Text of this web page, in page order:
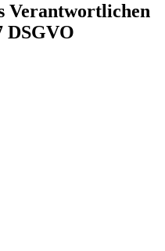
Verantwortlichen
DSGVO